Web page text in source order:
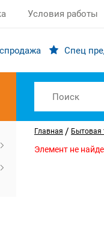
Условия работы
Спец
Главная / Бытовая
Элемент не